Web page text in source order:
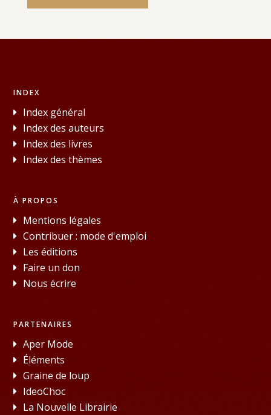
INDEX
Index général
Index des auteurs
Index des livres
Index des thèmes
À PROPOS
Mentions légales
Contribuer : mode d'emploi
Les éditions
Faire un don
Nous écrire
PARTENAIRES
Aper Mode
Éléments
Graine de loup
IdeoChoc
La Nouvelle Librairie